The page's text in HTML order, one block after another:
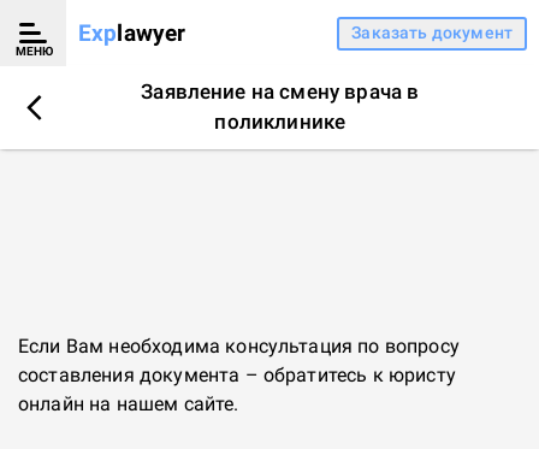
МЕНЮ
Explawyer Заказать документ
Заявление на смену врача в
поликлинике
Если Вам необходима консультация по вопросу
составления документа – обратитесь к юристу
онлайн на нашем сайте.